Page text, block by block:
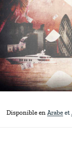
Disponible en Arabe